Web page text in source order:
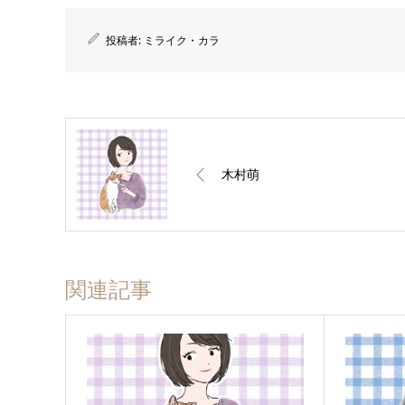
投稿者: ミライク・カラ
木村萌
関連記事